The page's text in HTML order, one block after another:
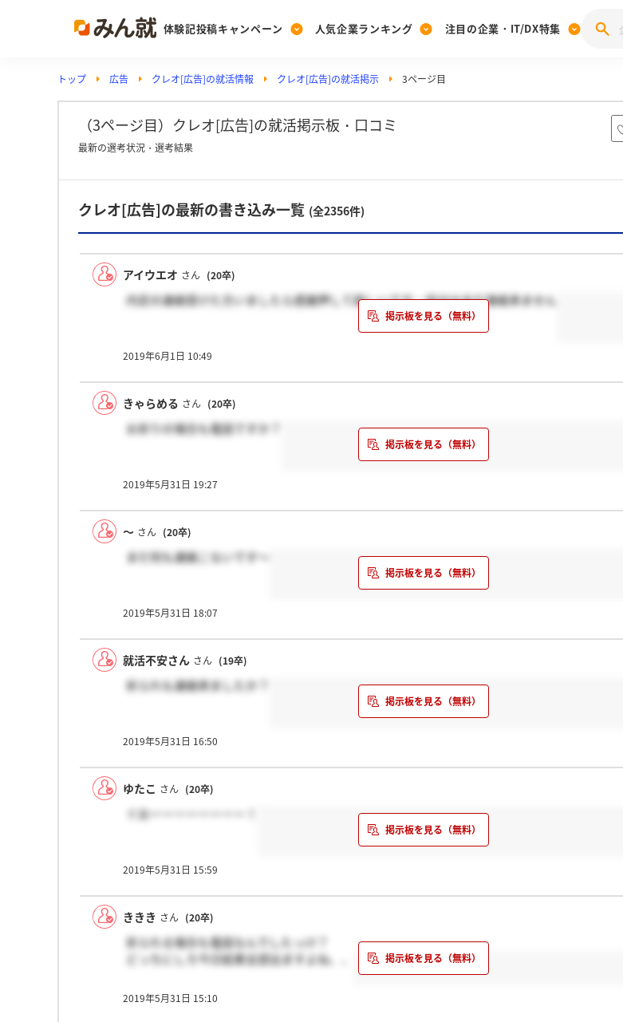
体験記投稿キャンペーン
Post
投稿する
[27卒] 本選考体験記投稿キャンペーン
人気企業ランキング
Ranking
ランキングを見る
Vote
投票する
注目の企業・IT/DX特集
PickUp
注目の企業特集
動画で知ろう！業界・企業研究
トップ 広告 クレオ[広告]の就活情報 クレオ[広告]の就活掲示 3ページ目
（3ページ目）クレオ[広告]の就活掲示板・口コミ
最新の選考状況・選考結果
クレオ[広告]の最新の書き込み一覧 (全2356件)
アイウエオ さん (20卒)
内定の連絡受けた方いましたら感謝押して欲しいです…自分はまだ連絡来ません
2019年6月1日 10:49
きゃらめる さん (20卒)
お祈りの場合も電話ですか？
2019年5月31日 19:27
～ さん (20卒)
まだ何も連絡こないです～
2019年5月31日 18:07
就活不安さん さん (19卒)
祈られも連絡来ましたか？
2019年5月31日 16:50
ゆたこ さん (20卒)
ぐおーーーーーーーー！
2019年5月31日 15:59
ききき さん (20卒)
祈られる場合も電話なんでしたっけ？
どっちにしろ今日結果全部出ますよね、、
2019年5月31日 15:10